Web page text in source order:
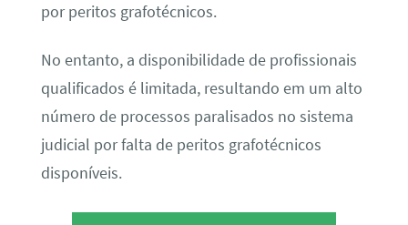
por peritos grafotécnicos.
No entanto, a disponibilidade de profissionais
qualificados é limitada, resultando em um alto
número de processos paralisados no sistema
judicial por falta de peritos grafotécnicos
disponíveis.